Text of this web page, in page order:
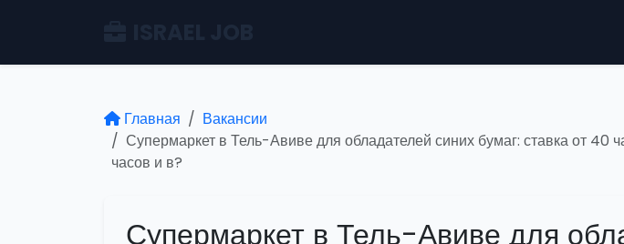
Главная
Вакансии
Супермаркет в Тель-Авиве для обладателей синих бумаг: ставка от
часов и в?
Супермаркет в Тель-Авиве для